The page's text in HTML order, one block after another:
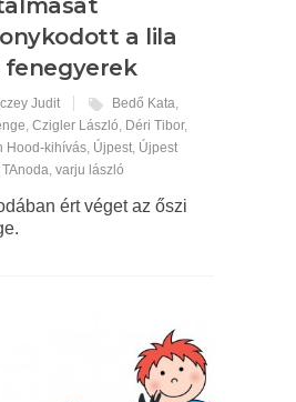
a lila
fenegyerek
Judit Bedő Kata,
, Czigler László, Déri Tibor,
Hood-kihívás, Újpest, Újpest
, varju lászló
ért véget az őszi